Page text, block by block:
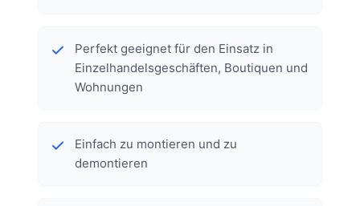
Perfekt geeignet für den Einsatz in
Einzelhandelsgeschäften, Boutiquen und
Wohnungen
Einfach zu montieren und zu
demontieren